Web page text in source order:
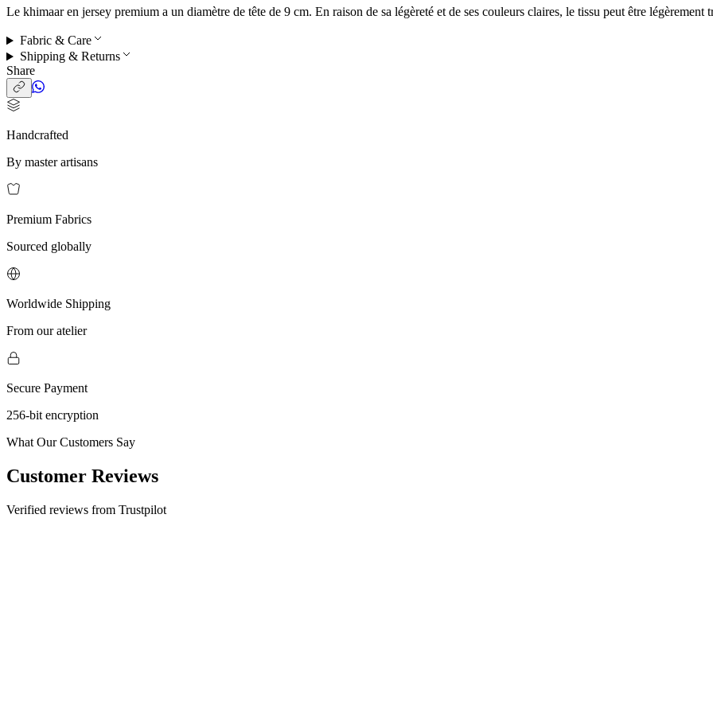
Le khimaar en jersey premium a un diamètre de tête de 9 cm. En raison de sa légèreté et de ses couleurs claires, le tissu peut être légèrement
Fabric & Care
Shipping & Returns
Share
Handcrafted
By master artisans
Premium Fabrics
Sourced globally
Worldwide Shipping
From our atelier
Secure Payment
256-bit encryption
What Our Customers Say
Customer Reviews
Verified reviews from Trustpilot